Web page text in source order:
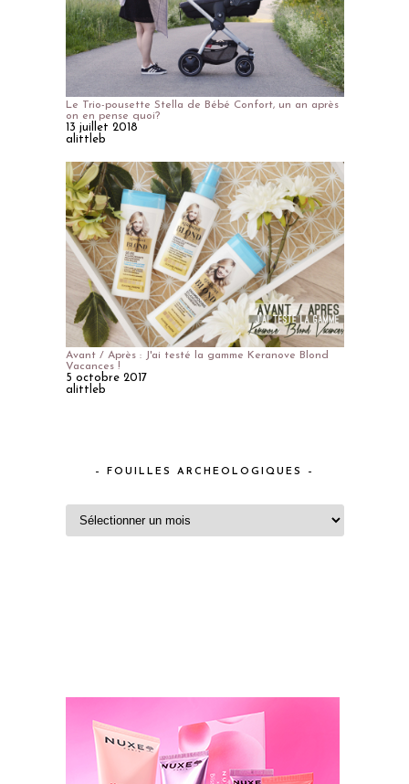
Le Trio-pousette Stella de Bébé Confort, un an après
on en pense quoi?
13 juillet 2018
alittleb
Avant / Après : J'ai testé la gamme Keranove Blond
Vacances !
5 octobre 2017
alittleb
– FOUILLES ARCHEOLOGIQUES –